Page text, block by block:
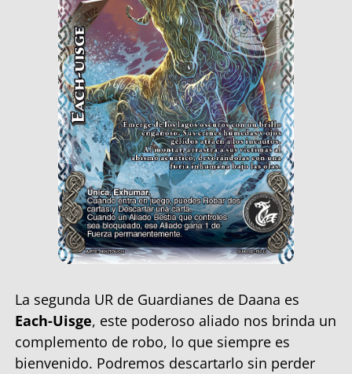
La segunda UR de Guardianes de Daana es
Each-Uisge, este poderoso aliado nos brinda un
complemento de robo, lo que siempre es
bienvenido. Podremos descartarlo sin perder